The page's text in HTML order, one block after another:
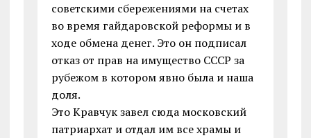
советскими сбережениями на счетах
во время гайдаровской реформы и в
ходе обмена денег. Это он подписал
отказ от прав на имущество СССР за
рубежом в котором явно была и наша
доля.
Это Кравчук завел сюда московский
патриархат и отдал им все храмы и